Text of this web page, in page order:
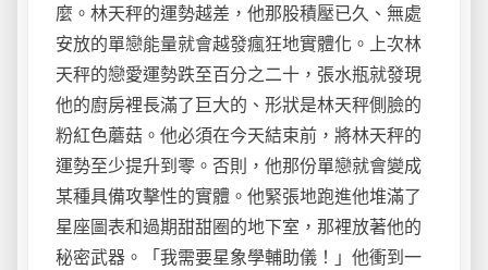
麼。林天秤的運勢越差，他那股積壓已久、無處
安放的單戀能量就會越發瘋狂地實體化。上次林
天秤的戀愛運勢跌至百分之二十，張水瓶就發現
他的廚房裡長滿了巨大的、形狀是林天秤側臉的
粉紅色蘑菇。他必須在今天結束前，將林天秤的
運勢至少提升到零。否則，他那份單戀就會變成
某種具備攻擊性的實體。他緊張地跑進他堆滿了
星座圖表和過期甜甜圈的地下室，那裡放著他的
秘密武器。「我需要星象學輔助儀！」他衝到一